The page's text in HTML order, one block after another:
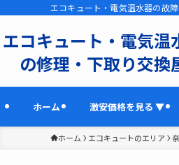
エコキュート・電気温水器の故
エコキュート・電気温
の修理・下取り交換
ホーム 激安価格を見る ▼
ホーム エコキュートのエリア